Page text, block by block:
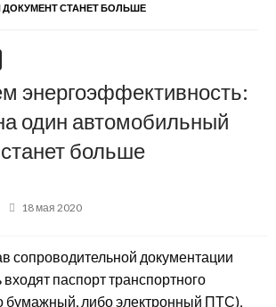
СТАНЕТ БОЛЬШЕ
энергоэффективность:
один автомобильный
больше
Posted
18 мая 2020
сопроводительной документации
паспорт транспортного
бумажный, либо электронный ПТС),